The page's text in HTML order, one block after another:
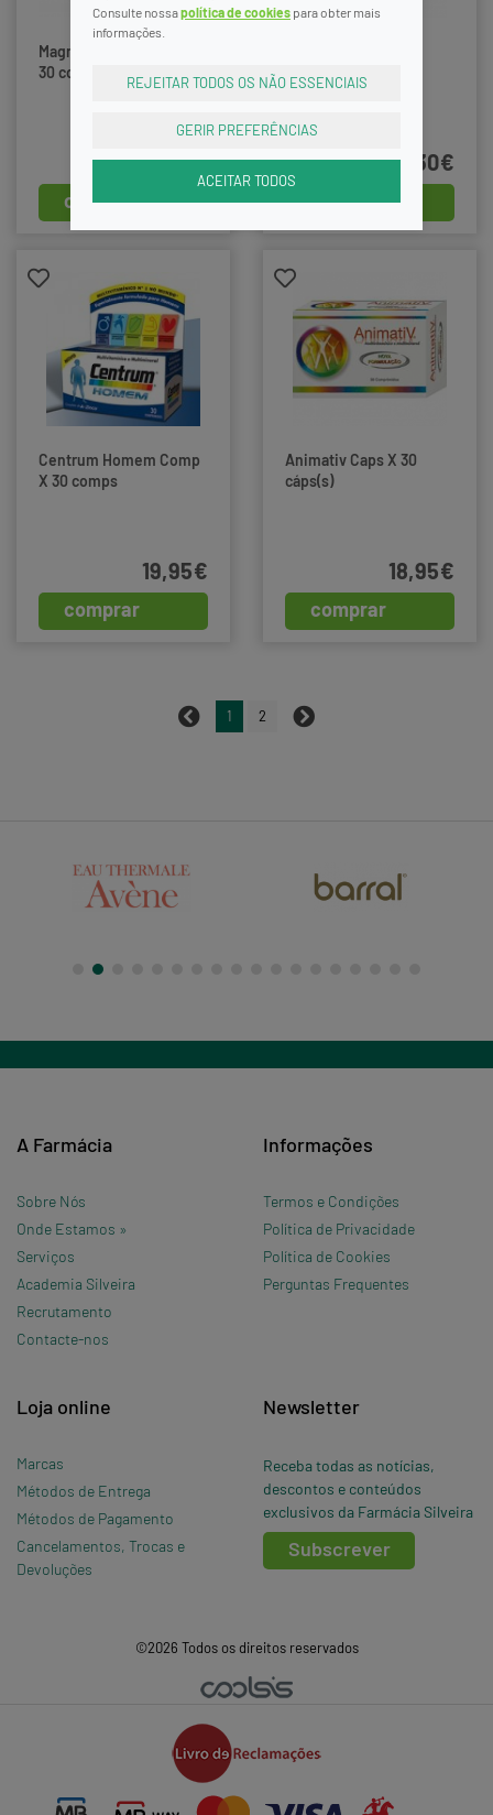
Consulte nossapolítica de cookies para obter mais
informações.
REJEITAR TODOS OS NÃO ESSENCIAIS
GERIR PREFERÊNCIAS
ACEITAR TODOS
Magnesium Ok Comp X
30 comps
comprar
18,95€
comprar
14,30€
Centrum Homem Comp
X 30 comps
comprar
19,95€
Animativ Caps X 30
cáps(s)
comprar
18,95€
1 2
A Farmácia
Sobre Nós
Onde Estamos »
Serviços
Academia Silveira
Recrutamento
Contacte-nos
Informações
Termos e Condições
Política de Privacidade
Política de Cookies
Perguntas Frequentes
Loja online
Marcas
Métodos de Entrega
Métodos de Pagamento
Cancelamentos, Trocas e
Devoluções
Newsletter
Receba todas as notícias,
descontos e conteúdos
exclusivos da Farmácia Silveira
Subscrever
©2026 Todos os direitos reservados